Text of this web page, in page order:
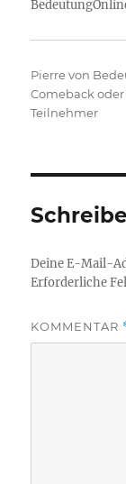
Autor
Pierre von
Comeback oder
Teilnehmer
Deine E-Mail-
Erforderliche
KOMMENTAR